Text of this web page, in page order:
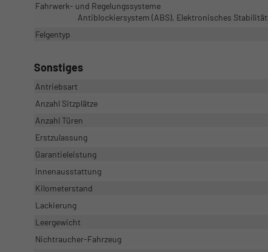
Fahrwerk- und Regelungssysteme
Antiblockiersystem (ABS), Elektronisches
Felgentyp
Sonstiges
Antriebsart
Anzahl Sitzplätze
Anzahl Türen
Erstzulassung
Garantieleistung
Innenausstattung
Kilometerstand
Lackierung
Leergewicht
Nichtraucher-Fahrzeug